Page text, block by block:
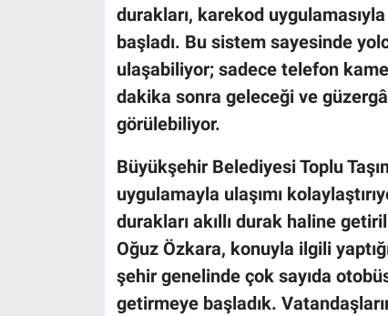
durakları, karekod
başladı. Bu sistem sayesinde
ulaşabiliyor; sadece telefon
dakika sonra geleceği ve
görülebiliyor.
Büyükşehir Belediyesi Toplu
uygulamayla ulaşımı
durakları akıllı durak haline
Oğuz Özkara, konuyla ilgili
şehir genelinde çok sayıda
getirmeye başladık.